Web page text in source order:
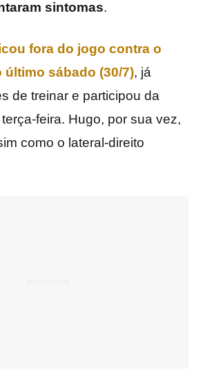
sintomas.
fora do jogo contra o
sábado (30/7), já
de treinar e participou da
feira. Hugo, por sua vez,
como o lateral-direito